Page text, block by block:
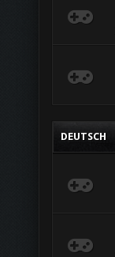
DEUTSCH